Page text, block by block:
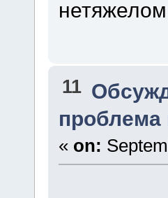
11
проблема
« on: